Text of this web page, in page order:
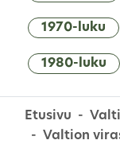
1970-luku
1980-luku
Etusivu
Valtion